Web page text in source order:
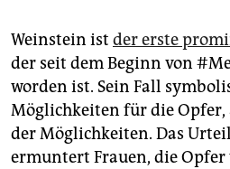
Weinstein ist der erste
der seit dem Beginn von
worden ist. Sein Fall
Möglichkeiten für die Opfer,
der Möglichkeiten. Das
ermuntert Frauen, die Opfer